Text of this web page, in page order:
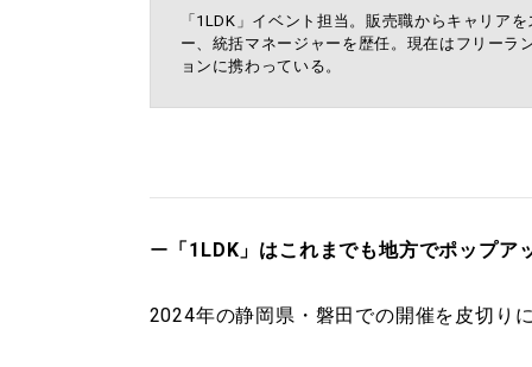
「1LDK」イベント担当。販売職からキャリア
ー、統括マネージャーを歴任。現在はフリーラ
ョンに携わっている。
ー 「1LDK」はこれまでも地方でポップ
2024年の静岡県・磐田での開催を皮切り